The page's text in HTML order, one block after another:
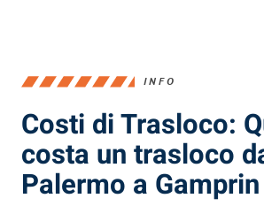
INFO
Costi di Trasloco:
costa un trasloco
Palermo a Gamprin